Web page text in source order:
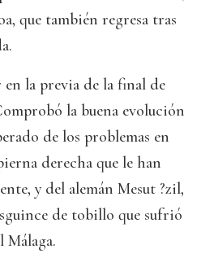
que también regresa tras
la previa de la final de
la buena evolución
de los problemas en
derecha que le han
y del alemán Mesut ?zil,
de tobillo que sufrió
Málaga.